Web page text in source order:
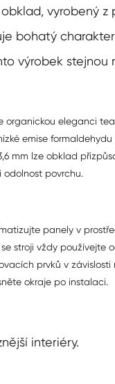
vyrobený
bohatý
výrobek
organickou eleganci
emise
mm lze obklad
odolnost povrchu.
panely v
stroji vždy používejte
prvků v závislosti
okraje po instalaci.
interiéry.